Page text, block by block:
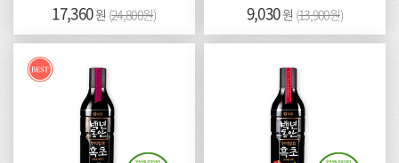
가
17,360원 (이
전
가
24,800원)
가
격:
9,030원 (이
전
가
13,900원)
Best